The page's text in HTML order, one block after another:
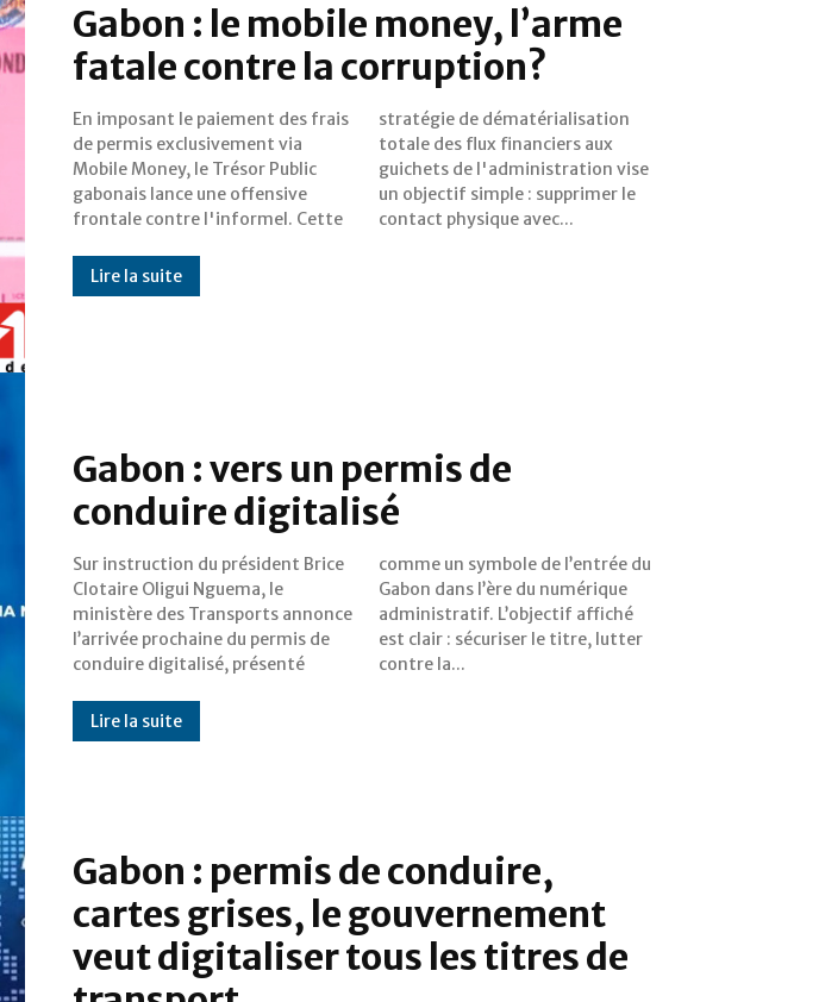
Gabon : le mobile money, l’arme
fatale contre la corruption?
En imposant le paiement des frais
de permis exclusivement via
Mobile Money, le Trésor Public
gabonais lance une offensive
frontale contre l'informel. Cette
stratégie de dématérialisation
totale des flux financiers aux
guichets de l'administration vise
un objectif simple : supprimer le
contact physique avec...
Lire la suite
Gabon : vers un permis de
conduire digitalisé
Sur instruction du président Brice
Clotaire Oligui Nguema, le
ministère des Transports annonce
l’arrivée prochaine du permis de
conduire digitalisé, présenté
comme un symbole de l’entrée du
Gabon dans l’ère du numérique
administratif. L’objectif affiché
est clair : sécuriser le titre, lutter
contre la...
Lire la suite
Gabon : permis de conduire,
cartes grises, le gouvernement
veut digitaliser tous les titres de